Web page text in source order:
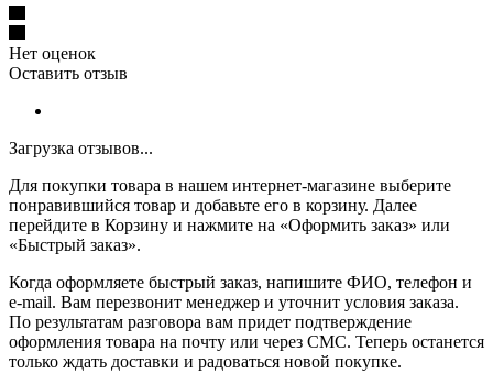
Нет оценок
Оставить отзыв
Загрузка отзывов...
Для покупки товара в нашем интернет-магазине выберите
понравившийся товар и добавьте его в корзину. Далее
перейдите в Корзину и нажмите на «Оформить заказ» или
«Быстрый заказ».
Когда оформляете быстрый заказ, напишите ФИО, телефон и
e-mail. Вам перезвонит менеджер и уточнит условия заказа.
По результатам разговора вам придет подтверждение
оформления товара на почту или через СМС. Теперь останется
только ждать доставки и радоваться новой покупке.